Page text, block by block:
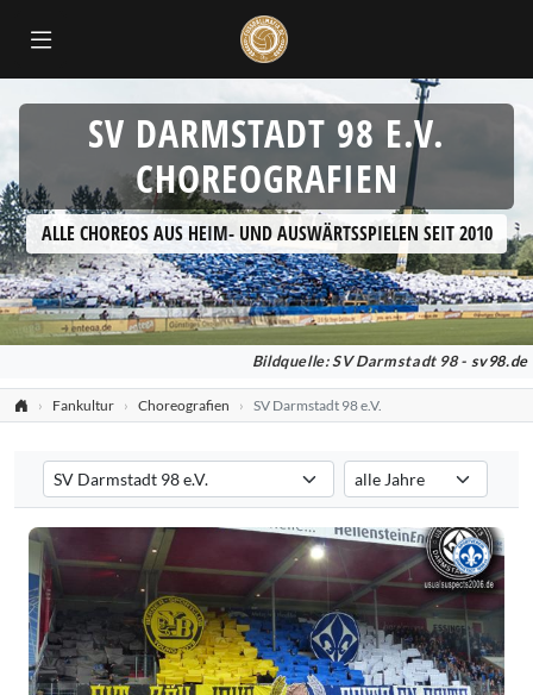
SV DARMSTADT 98 E.V.
CHOREOGRAFIEN
ALLE CHOREOS AUS HEIM- UND AUSWÄRTSSPIELEN SEIT 2010
Bildquelle: SV Darmstadt 98 - sv98.de
Fankultur Choreografien SV Darmstadt 98 e.V.
Verein auswählen
Filtert die Choreografien nach dem ausgewählten Verein.
Saison auswählen
Filtert die Choreografien